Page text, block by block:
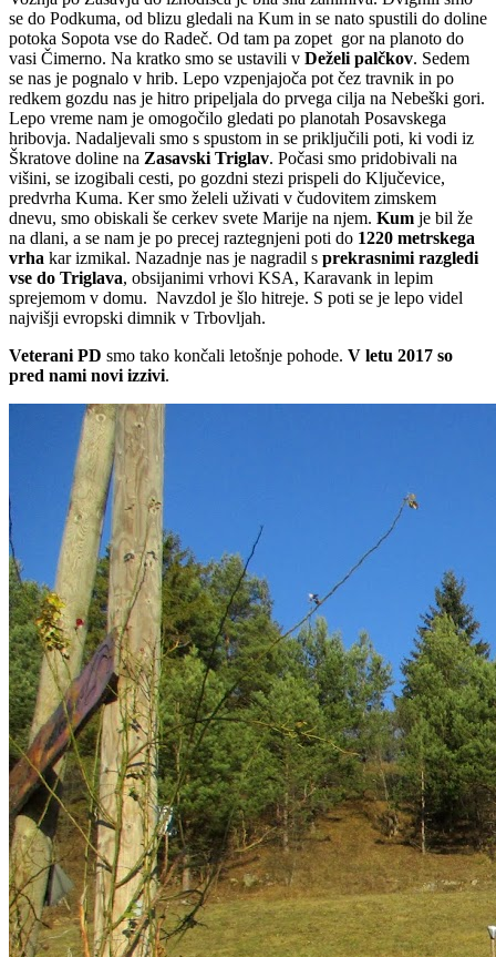
se do Podkuma, od blizu gledali na Kum in se nato spustili do doline
potoka Sopota vse do Radeč. Od tam pa zopet gor na planoto do
vasi Čimerno. Na kratko smo se ustavili v Deželi palčkov. Sedem
se nas je pognalo v hrib. Lepo vzpenjajoča pot čez travnik in po
redkem gozdu nas je hitro pripeljala do prvega cilja na Nebeški gori.
Lepo vreme nam je omogočilo gledati po planotah Posavskega
hribovja. Nadaljevali smo s spustom in se priključili poti, ki vodi iz
Škratove doline na Zasavski Triglav. Počasi smo pridobivali na
višini, se izogibali cesti, po gozdni stezi prispeli do Ključevice,
predvrha Kuma. Ker smo želeli uživati v čudovitem zimskem
dnevu, smo obiskali še cerkev svete Marije na njem. Kum je bil že
na dlani, a se nam je po precej raztegnjeni poti do 1220 metrskega
vrha kar izmikal. Nazadnje nas je nagradil s prekrasnimi razgledi
vse do Triglava, obsijanimi vrhovi KSA, Karavank in lepim
sprejemom v domu. Navzdol je šlo hitreje. S poti se je lepo videl
najvišji evropski dimnik v Trbovljah.
Veterani PD smo tako končali letošnje pohode. V letu 2017 so
pred nami novi izzivi.